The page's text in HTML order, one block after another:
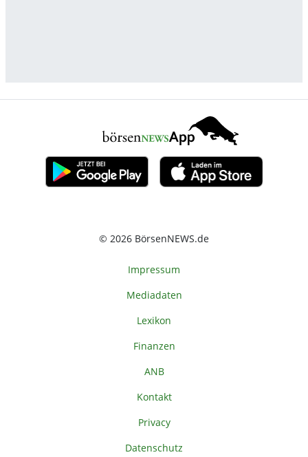
© 2026 BörsenNEWS.de
Impressum
Mediadaten
Lexikon
Finanzen
ANB
Kontakt
Privacy
Datenschutz